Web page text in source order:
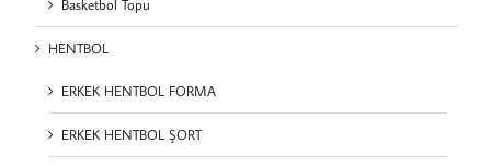
Basketbol Topu
HENTBOL
ERKEK HENTBOL FORMA
ERKEK HENTBOL ŞORT